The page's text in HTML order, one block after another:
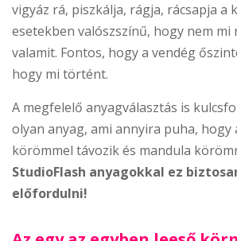
vigyáz rá, piszkálja, rágja, rácsapja a
esetekben valószszínű, hogy nem
valamit. Fontos, hogy a vendég
hogy mi történt.
A megfelelő anyagválasztás is
olyan anyag, ami annyira puha, hogy
körömmel távozik és mandula
StudioFlash anyagokkal ez
előfordulni!